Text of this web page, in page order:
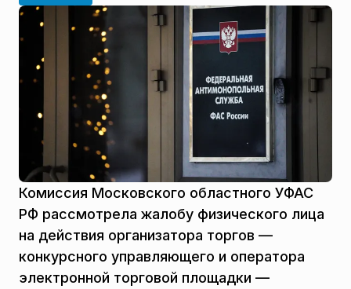
Комиссия Московского областного УФАС
РФ рассмотрела жалобу физического лица
на действия организатора торгов —
конкурсного управляющего и оператора
электронной торговой площадки —